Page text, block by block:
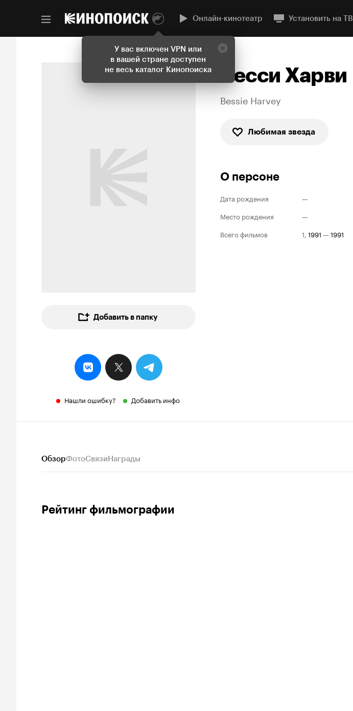
У вас включен VPN или
в вашей стране доступен
не весь каталог Кинопоиска
Онлайн-кинотеатр Установить на ТВ
Добавить в папку
Нашли ошибку? Добавить инфо
Бесси Харви
Bessie Harvey
Любимая звезда
О персоне
Дата рождения
—
Место рождения
—
Всего фильмов
1, 1991 — 1991
ОбзорФотоСвязиНаграды
Рейтинг фильмографии